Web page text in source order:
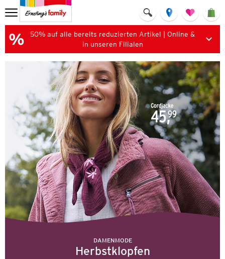
50% auf alle bereits reduzierten Artikel | Online &
in unseren Filialen
DAMENMODE
Herbstklopfen